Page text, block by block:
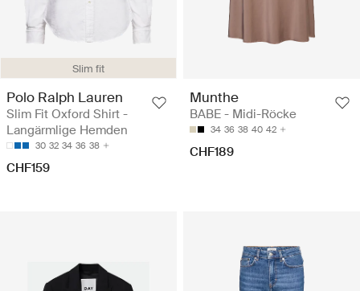
Slim fit
Polo Ralph Lauren
Slim Fit Oxford Shirt -
Langärmlige Hemden
30 32 34 36 38
CHF159
Munthe
BABE - Midi-Röcke
34 36 38 40 42
CHF189